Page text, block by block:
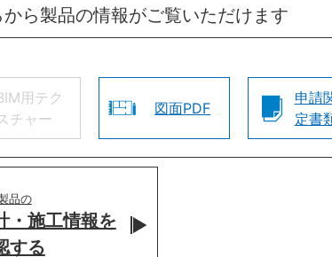
ら製品の情報がご覧いただけます
用テク
チャー
図面PDF
申請
定書
品の
・施工情報を
する